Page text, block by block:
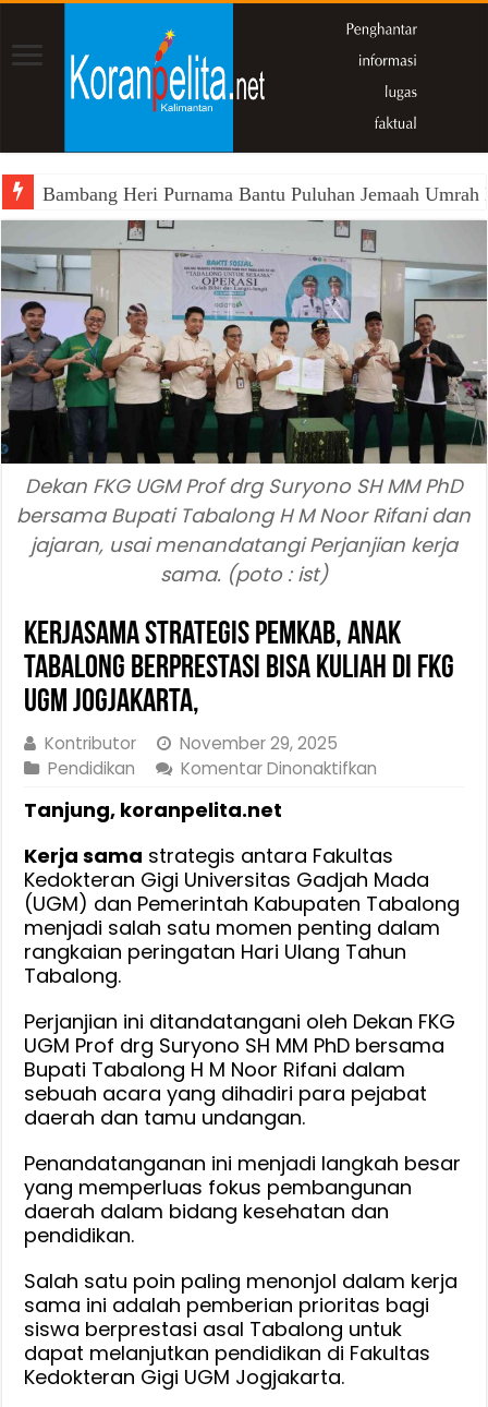
Bambang Heri Purnama Bantu Puluhan Jemaah
Dekan FKG UGM Prof drg Suryono SH MM PhD
bersama Bupati Tabalong H M Noor Rifani dan
jajaran, usai menandatangi Perjanjian kerja
sama. (poto : ist)
Kerjasama Strategis Pemkab, Anak
Tabalong Berprestasi Bisa Kuliah di FKG
UGM Jogjakarta,
Kontributor
November 29, 2025
Pendidikan
Komentar Dinonaktifkan
Anak
Tabalong
Berprestasi
Bisa
FKG
UGM
Jogjakarta,
Tanjung, koranpelita.net
Kerja sama strategis antara Fakultas
Kedokteran Gigi Universitas Gadjah Mada
(UGM) dan Pemerintah Kabupaten Tabalong
menjadi salah satu momen penting dalam
rangkaian peringatan Hari Ulang Tahun
Tabalong.
Perjanjian ini ditandatangani oleh Dekan FKG
UGM Prof drg Suryono SH MM PhD bersama
Bupati Tabalong H M Noor Rifani dalam
sebuah acara yang dihadiri para pejabat
daerah dan tamu undangan.
Penandatanganan ini menjadi langkah besar
yang memperluas fokus pembangunan
daerah dalam bidang kesehatan dan
pendidikan.
Salah satu poin paling menonjol dalam kerja
sama ini adalah pemberian prioritas bagi
siswa berprestasi asal Tabalong untuk
dapat melanjutkan pendidikan di Fakultas
Kedokteran Gigi UGM Jogjakarta.